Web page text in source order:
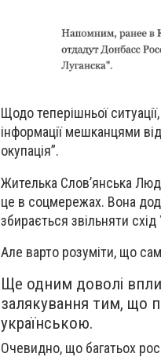
Щодо теперішньої
інформації мешканцями
окупація”.
Жителька Слов’янська
це в соцмережах. Вона
збирається звільняти схід
Але варто розуміти, що
Ще одним доволі
залякування тим, що
українською.
Очевидно, що багатьох